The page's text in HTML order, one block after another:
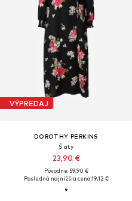
VÝPREDAJ
DOROTHY PERKINS
Šaty
23,90 €
Pôvodne: 59,90 €
Posledná najnižšia cena:19,12 €